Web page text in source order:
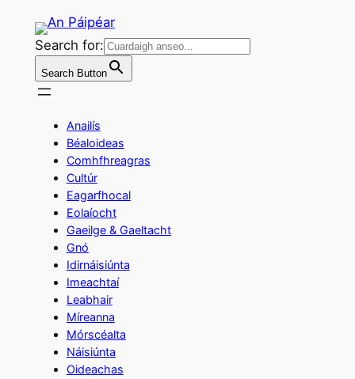
content
Search for:
Search Button
Anailís
Béaloideas
Comhfhreagras
Cultúr
Eagarfhocal
Eolaíocht
Gaeilge & Gaeltacht
Gnó
Idirnáisiúnta
Imeachtaí
Leabhair
Míreanna
Mórscéalta
Náisiúnta
Oideachas